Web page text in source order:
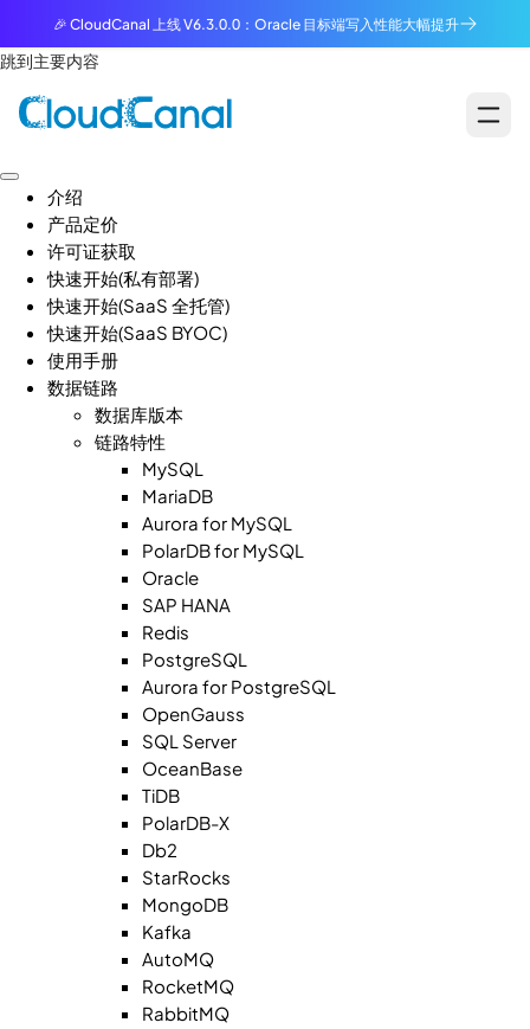
🎉 CloudCanal 上线 V6.3.0.0：Oracle 目标端写入性能大幅提升
跳到主要内容
介绍
产品定价
许可证获取
快速开始(私有部署)
快速开始(SaaS 全托管)
快速开始(SaaS BYOC)
使用手册
数据链路
数据库版本
链路特性
MySQL
MariaDB
Aurora for MySQL
PolarDB for MySQL
Oracle
SAP HANA
Redis
PostgreSQL
Aurora for PostgreSQL
OpenGauss
SQL Server
OceanBase
TiDB
PolarDB-X
Db2
StarRocks
MongoDB
Kafka
AutoMQ
RocketMQ
RabbitMQ